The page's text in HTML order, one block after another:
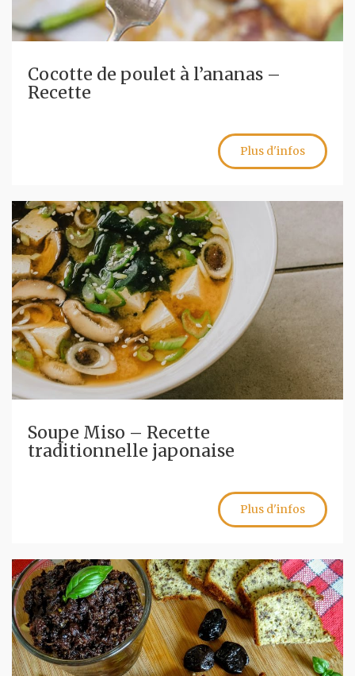
Cocotte de poulet à l’ananas –
Recette
Plus d'infos
Soupe Miso – Recette
traditionnelle japonaise
Plus d'infos